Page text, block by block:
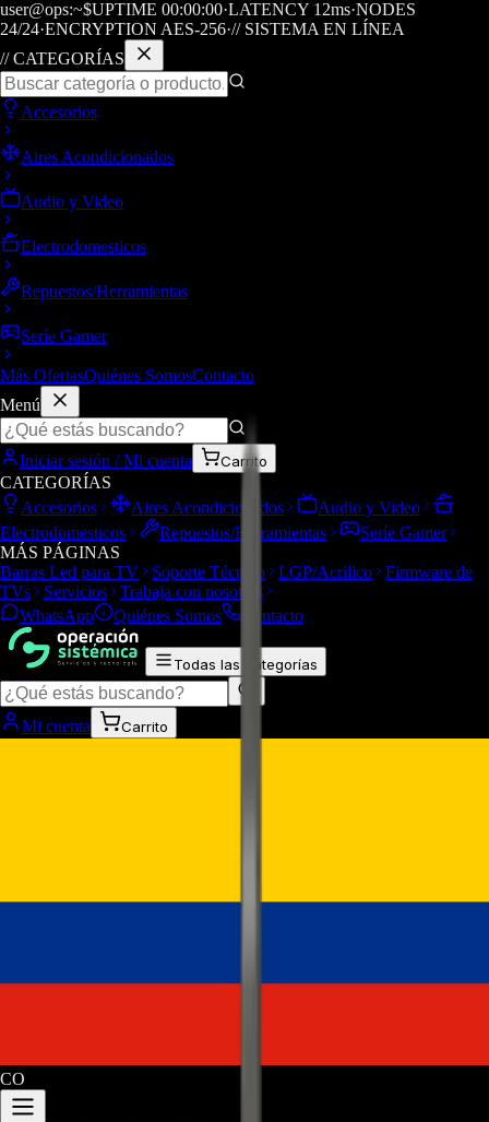
user@ops:~$UPTIME 00:00:00·LATENCY 12ms·NODES
24/24·ENCRYPTION AES-256·// SISTEMA EN LÍNEA
// CATEGORÍAS
Accesorios
Aires Acondicionados
Audio y Video
Electrodomesticos
Repuestos/Herramientas
Seríe Gamer
Más OfertasQuiénes SomosContacto
Menú
Iniciar sesión / Mi cuenta Carrito
CATEGORÍAS
Accesorios
Aires Acondicionados
Audio y Video
Electrodomesticos
Repuestos/Herramientas
Seríe Gamer
MÁS PÁGINAS
Barras Led para TV
Soporte Técnico LGP/Acrilico
Firmware de
TVs
Servicios
Trabaja con nosotros
WhatsApp
Quiénes Somos Contacto
Todas las categorías
Mi cuenta Carrito
CO